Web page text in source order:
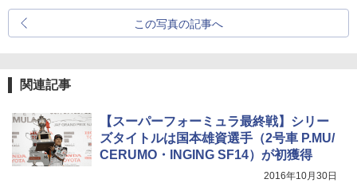
この写真の記事へ
関連記事
【スーパーフォーミュラ最終戦】シリー
ズタイトルは国本雄資選手（2号車 P.MU/
CERUMO・INGING SF14）が初獲得
2016年10月30日